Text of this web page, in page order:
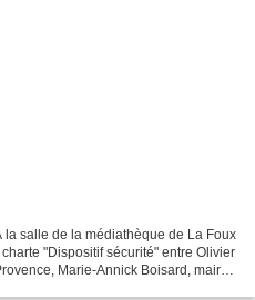
la salle de la médiathèque de La Foux
"Dispositif sécurité" entre Olivier
Marie-Annick Boisard, maire